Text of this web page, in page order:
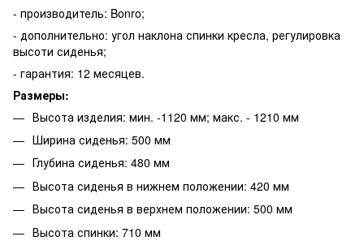
- производитель: Bonro;
- дополнительно: угол наклона спинки кресла, регулировка
высоти сиденья;
- гарантия: 12 месяцев.
Размеры:
Высота изделия: мин. -1120 мм; макс. - 1210 мм
Ширина сиденья: 500 мм
Глубина сиденья: 480 мм
Высота сиденья в нижнем положении: 420 мм
Высота сиденья в верхнем положении: 500 мм
Высота спинки: 710 мм